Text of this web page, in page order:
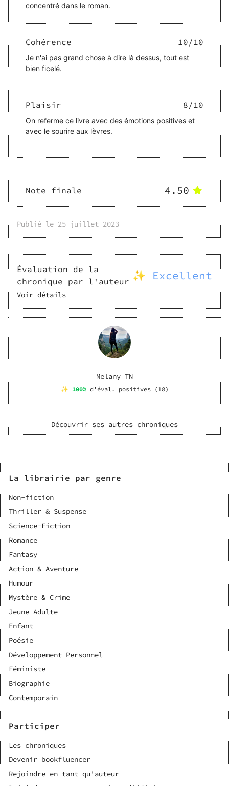
concentré dans le roman.
Cohérence 10/10
Je n'ai pas grand chose à dire là dessus, tout est
bien ficelé.
Plaisir 8/10
On referme ce livre avec des émotions positives et
avec le sourire aux lèvres.
Note finale 4.50
Publié le 25 juillet 2023
Évaluation de la
chronique par l'auteur ✨ Excellent
Voir détails
Melany TN
✨ 100% d'éval. positives (18)
Découvrir ses autres chroniques
La librairie par genre
Non-fiction
Thriller & Suspense
Science-Fiction
Romance
Fantasy
Action & Aventure
Humour
Mystère & Crime
Jeune Adulte
Enfant
Poésie
Développement Personnel
Féministe
Biographie
Contemporain
Participer
Les chroniques
Devenir bookfluencer
Rejoindre en tant qu'auteur